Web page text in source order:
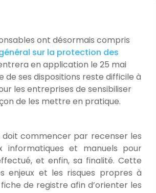
ont désormais compris
sur la protection des
en application le 25 mai
de ses dispositions reste difficile à
les entreprises de sensibiliser
de les mettre en pratique.
commencer par recenser les
informatiques et manuels pour
et enfin, sa finalité. Cette
enjeux et les risques propres à
de registre afin d’orienter les